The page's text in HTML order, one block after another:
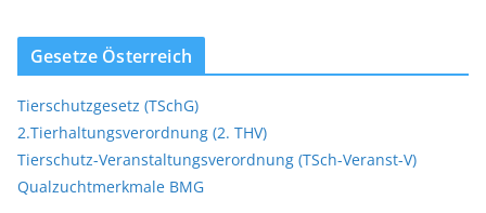
Gesetze Österreich
Tierschutzgesetz (TSchG)
2.Tierhaltungsverordnung (2. THV)
Tierschutz-Veranstaltungsverordnung (TSch-Veranst-V)
Qualzuchtmerkmale BMG